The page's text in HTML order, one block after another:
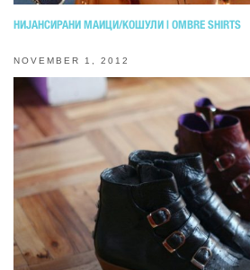
НИЈАНСИРАНИ МАИЦИ/КОШУЛИ | OMBRE SHIRTS
NOVEMBER 1, 2012